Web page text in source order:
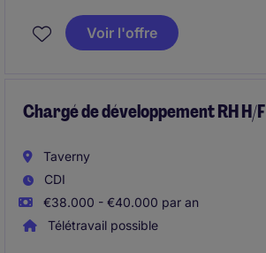
Voir l'offre
Chargé de développement RH H/F
Taverny
CDI
€38.000 - €40.000 par an
Télétravail possible